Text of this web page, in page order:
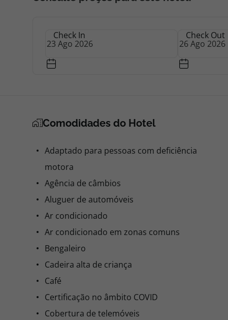
Check In Check Out
Comodidades do Hotel
Adaptado para pessoas com deficiência
motora
Agência de câmbios
Aluguer de automóveis
Ar condicionado
Ar condicionado em zonas comuns
Bengaleiro
Cadeira alta de criança
Café
Certificação no âmbito COVID
Cobertura de telemóveis